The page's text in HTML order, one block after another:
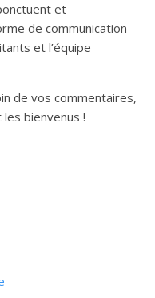
et
de communication
et l’équipe
de vos commentaires,
bienvenus !